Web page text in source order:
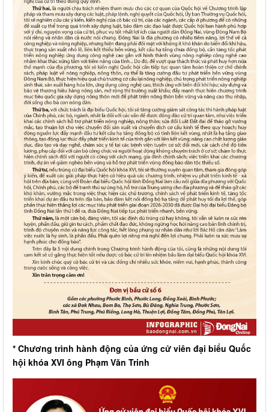
* Chương trình hành động của ứng cử viên đại biểu Quốc
hội khóa XVI ông Phạm Văn Trinh